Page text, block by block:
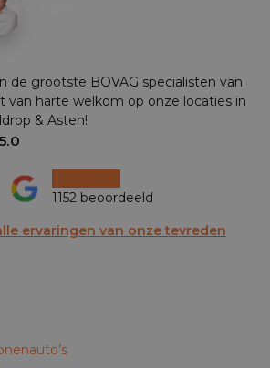
de grootste BOVAG specialisten van
van harte welkom op onze locaties in
& Asten!
1152 beoordeeld
ervaringen van onze tevreden